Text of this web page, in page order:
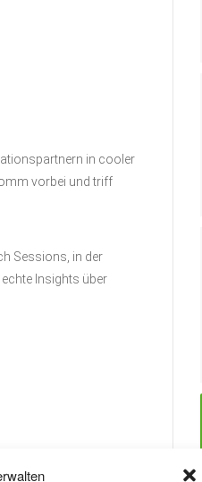
in cooler
vorbei und triff
Sessions, in der
Insights über